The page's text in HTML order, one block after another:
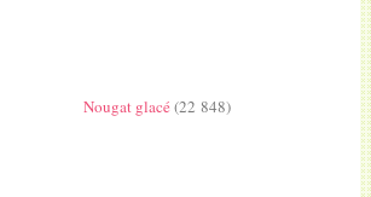
Nougat glacé(22 848)